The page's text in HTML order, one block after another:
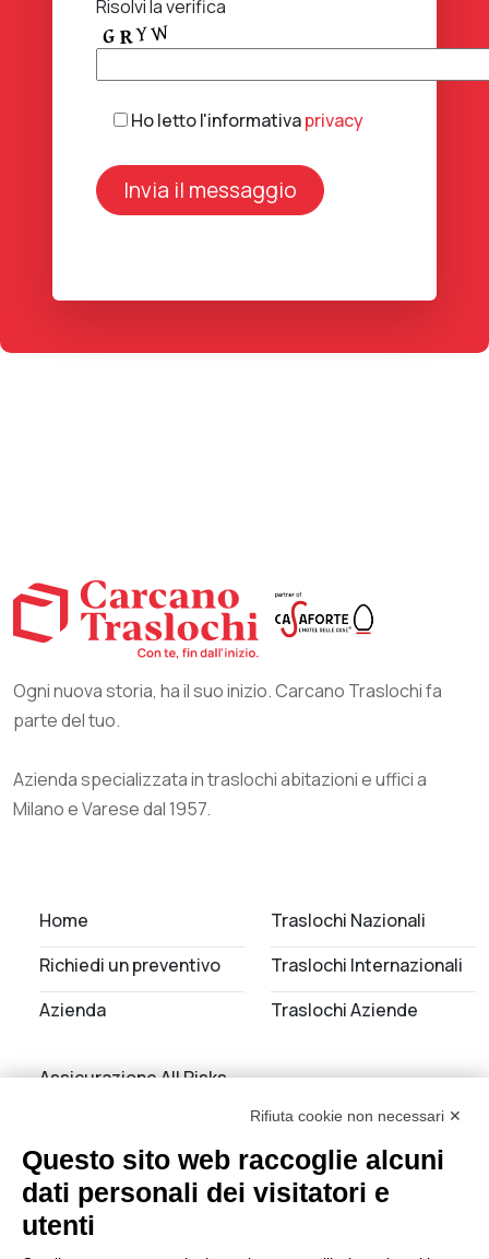
Risolvi la verifica
Ho letto l'informativaprivacy
Ogni nuova storia, ha il suo inizio. Carcano Traslochi fa
parte del tuo.
Azienda specializzata in traslochi abitazioni e uffici a
Milano e Varese dal 1957.
Home
Richiedi un preventivo
Azienda
Traslochi Nazionali
Traslochi Internazionali
Traslochi Aziende
Assicurazione All Risks
Servizi di deposito
Rifiuta cookie non necessari ✕
Questo sito web raccoglie alcuni
dati personali dei visitatori e
utenti